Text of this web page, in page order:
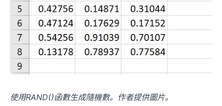
使用RAND()函數生成隨機數。作者提供圖片。